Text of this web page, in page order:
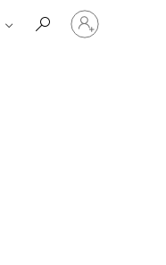
Войдите
учетную